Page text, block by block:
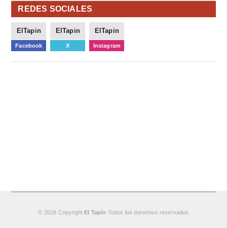
REDES SOCIALES
ElTapin
Facebook
ElTapin
X
ElTapin
Instagram
© 2018 Copyright El Tapín Todos los derechos reservados